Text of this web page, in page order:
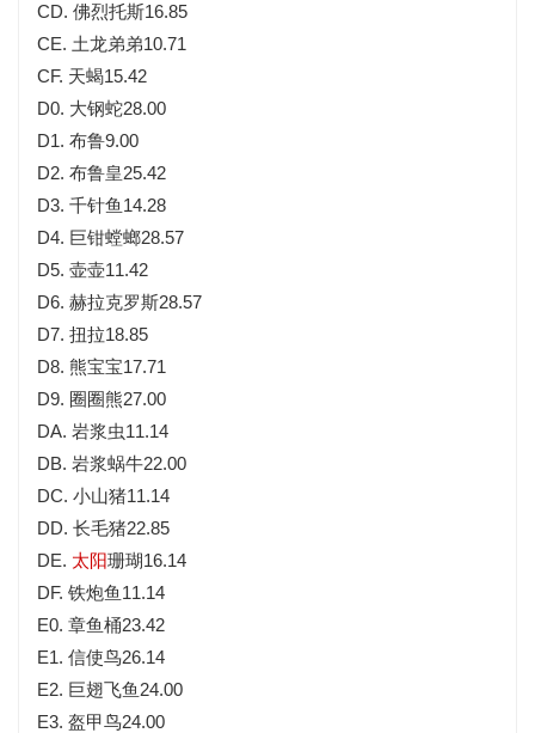
CD. 佛烈托斯16.85
CE. 土龙弟弟10.71
CF. 天蝎15.42
D0. 大钢蛇28.00
D1. 布鲁9.00
D2. 布鲁皇25.42
D3. 千针鱼14.28
D4. 巨钳螳螂28.57
D5. 壶壶11.42
D6. 赫拉克罗斯28.57
D7. 扭拉18.85
D8. 熊宝宝17.71
D9. 圈圈熊27.00
DA. 岩浆虫11.14
DB. 岩浆蜗牛22.00
DC. 小山猪11.14
DD. 长毛猪22.85
DE. 太阳珊瑚16.14
DF. 铁炮鱼11.14
E0. 章鱼桶23.42
E1. 信使鸟26.14
E2. 巨翅飞鱼24.00
E3. 盔甲鸟24.00